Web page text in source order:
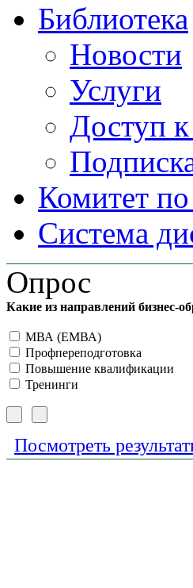
Библиотека
Новости
Услуги
Доступ
Комитет
Система
Опрос
Какие из направлений бизнес-
МВА (ЕМВА)
Профпереподготовка
Повышение квалификации
Тренинги
Посмотреть